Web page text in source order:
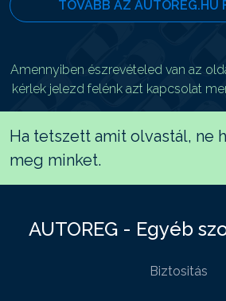
TOVÁBB AZ AUTOREG.HU
Amennyiben észrevételed van az
kérlek jelezd felénk azt kapcsolat
Ha tetszett amit olvastál, ne
meg minket.
AUTOREG - Egyéb
Biztositás